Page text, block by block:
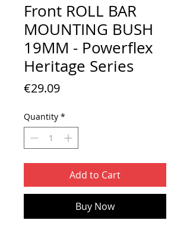
Front ROLL BAR
MOUNTING BUSH
19MM - Powerflex
Heritage Series
€29.09Price
Quantity *
Add to Cart
Buy Now